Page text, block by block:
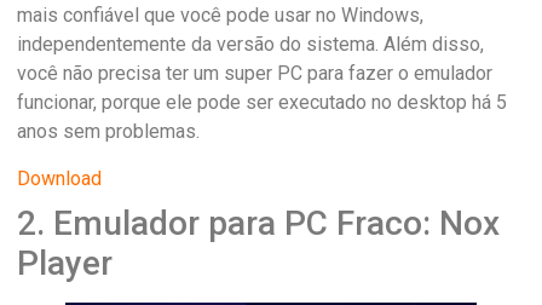
mais confiável que você pode usar no Windows,
independentemente da versão do sistema. Além disso,
você não precisa ter um super PC para fazer o emulador
funcionar, porque ele pode ser executado no desktop há 5
anos sem problemas.
Download
2. Emulador para PC Fraco: Nox
Player